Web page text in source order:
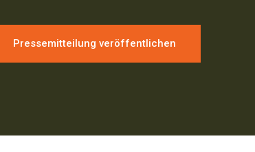
Pressemitteilung veröffentlichen